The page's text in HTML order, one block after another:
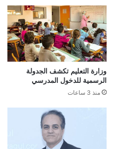
وزارة التعليم تكشف الجدولة
الرسمية للدخول المدرسي
منذ 3 ساعات